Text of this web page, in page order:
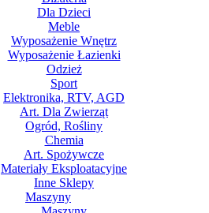
Dla Dzieci
Meble
Wyposażenie Wnętrz
Wyposażenie Łazienki
Odzież
Sport
Elektronika, RTV, AGD
Art. Dla Zwierząt
Ogród, Rośliny
Chemia
Art. Spożywcze
Materiały Eksploatacyjne
Inne Sklepy
Maszyny